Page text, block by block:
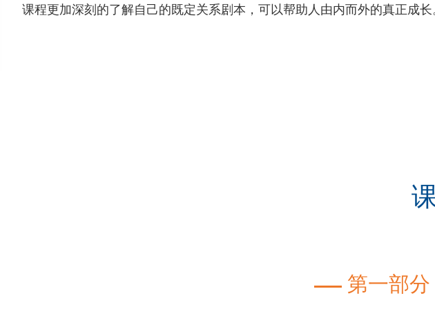
课程更加深刻的了解自己的既定关系剧本，可以帮助人由内而外的真正成长
第一部